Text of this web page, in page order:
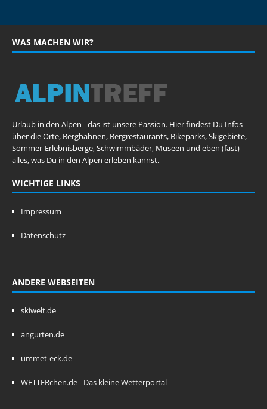
WAS MACHEN WIR?
Urlaub in den Alpen - das ist unsere Passion. Hier findest Du Infos
über die Orte, Bergbahnen, Bergrestaurants, Bikeparks, Skigebiete,
Sommer-Erlebnisberge, Schwimmbäder, Museen und eben (fast)
alles, was Du in den Alpen erleben kannst.
WICHTIGE LINKS
Impressum
Datenschutz
ANDERE WEBSEITEN
skiwelt.de
angurten.de
ummet-eck.de
WETTERchen.de - Das kleine Wetterportal